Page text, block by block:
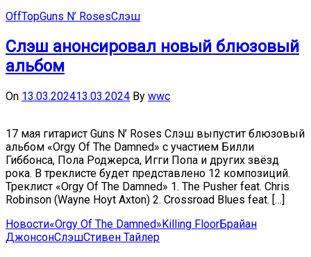
OffTopGuns N’ RosesСлэш
Слэш анонсировал новый блюзовый
альбом
On 13.03.202413.03.2024 By wwc
17 мая гитарист Guns N’ Roses Слэш выпустит блюзовый
альбом «Orgy Of The Damned» с участием Билли
Гиббонса, Пола Роджерса, Игги Попа и других звёзд
рока. В треклисте будет представлено 12 композиций.
Треклист «Orgy Of The Damned» 1. The Pusher feat. Chris
Robinson (Wayne Hoyt Axton) 2. Crossroad Blues feat. […]
Новости«Orgy Of The Damned» Killing FloorБрайан
ДжонсонСлэшСтивен Тайлер